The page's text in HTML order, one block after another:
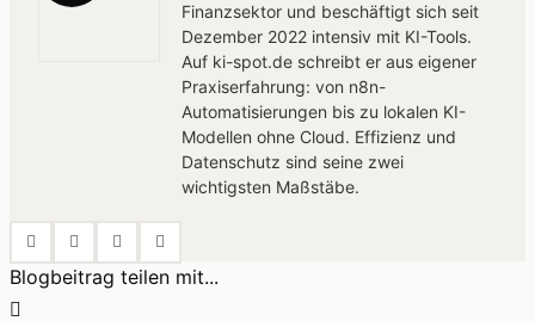
Finanzsektor und beschäftigt sich seit
Dezember 2022 intensiv mit KI-Tools.
Auf ki-spot.de schreibt er aus eigener
Praxiserfahrung: von n8n-
Automatisierungen bis zu lokalen KI-
Modellen ohne Cloud. Effizienz und
Datenschutz sind seine zwei
wichtigsten Maßstäbe.
Blogbeitrag teilen mit...